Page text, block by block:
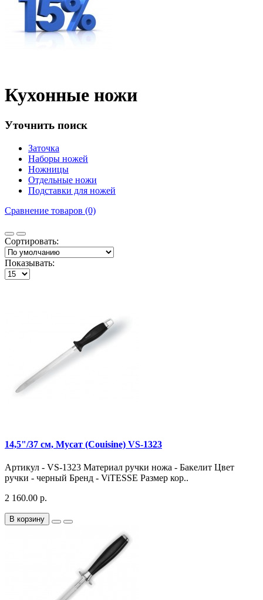
Кухонные ножи
Уточнить поиск
Заточка
Наборы ножей
Ножницы
Отдельные ножи
Подставки для ножей
Сравнение товаров (0)
Сортировать:
Показывать:
14,5"/37 см, Мусат (Couisine) VS-1323
Артикул - VS-1323 Материал ручки ножа - Бакелит Цвет
ручки - черный Бренд - ViTESSE Размер кор..
2 160.00 р.
В корзину